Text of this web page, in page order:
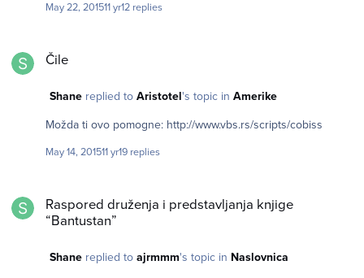
May 22, 201511 yr12 replies
Čile
Shanereplied to Aristotel's topic in Amerike
Možda ti ovo pomogne: http://www.vbs.rs/scripts/cobiss
May 14, 201511 yr19 replies
Raspored druženja i predstavljanja knjige
“Bantustan”
Shanereplied to ajrmmm's topic in Naslovnica